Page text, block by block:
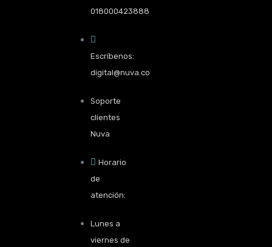
018000423888
Escríbenos:
digital@nuva.co
Soporte
clientes
Nuva
Horario
de
atención:
Lunes a
viernes de